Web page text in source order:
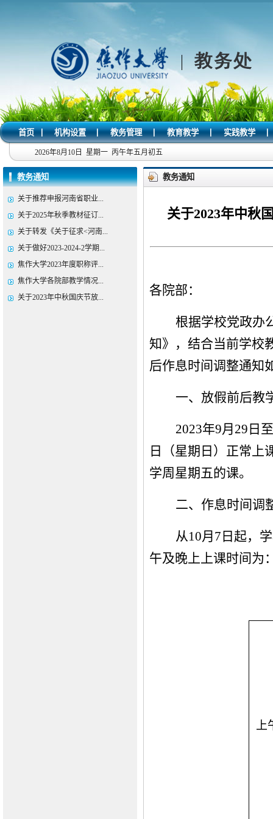
首页 | 机构设置 | 教务管理 | 教育教学 | 实践教学 |
2026年8月10日 星期一 丙午年五月初五
教务通知
关于推荐申报河南省职业...
关于2025年秋季教材征订...
关于转发《关于征求<河南...
关于做好2023-2024-2学期...
焦作大学2023年度职称评...
焦作大学各院部教学情况...
关于2023年中秋国庆节放...
教务通知
关于2023年中秋
各院部：
根据学校党政办
知》，结合当前学校
后作息时间调整通知
一、放假前后教
2023年9月29日
日（星期日）正常上
学周星期五的课。
二、作息时间调
从10月7日起，
午及晚上上课时间为
上